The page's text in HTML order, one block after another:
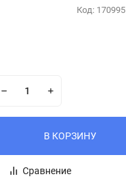
Код: 170995
В КОРЗИНУ
Сравнение